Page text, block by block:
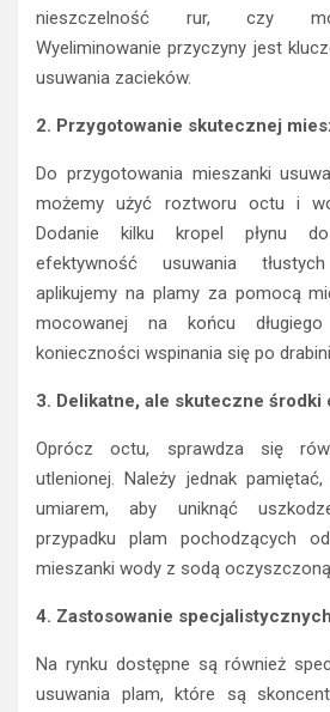
nieszczelność rur, czy
Wyeliminowanie przyczyny jest
usuwania zacieków.
2. Przygotowanie skutecznej
Do przygotowania mieszanki
możemy użyć roztworu octu i
Dodanie kilku kropel płynu
efektywność usuwania
aplikujemy na plamy za pomocą
mocowanej na końcu
konieczności wspinania się po
3. Delikatne, ale skuteczne
Oprócz octu, sprawdza się
utlenionej. Należy jednak
umiarem, aby uniknąć
przypadku plam pochodzących
mieszanki wody z sodą
4. Zastosowanie
Na rynku dostępne są również
usuwania plam, które są